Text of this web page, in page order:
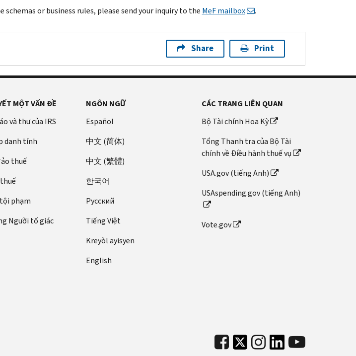
schemas or business rules, please send your inquiry to the MeF mailbox .
Share Print
MỘT VẤN ĐỀ
và thư của IRS
danh tính
thuế
phạm
Người tố giác
NGÔN NGỮ
Español
中文 (简体)
中文 (繁體)
한국어
Pусский
Tiếng Việt
Kreyòl ayisyen
English
CÁC TRANG LIÊN QUAN
Bộ Tài chính Hoa Kỳ
Tổng Thanh tra của Bộ Tài
chính về Điều hành thuế vụ
USA.gov (tiếng Anh)
USAspending.gov (tiếng Anh)
Vote.gov